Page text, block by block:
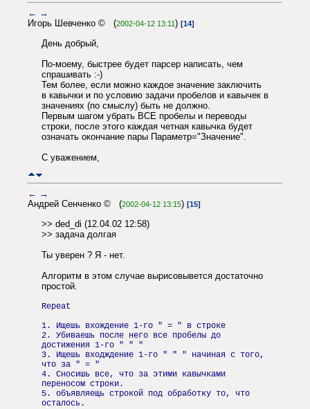
← →
Игорь Шевченко © (2002-04-12 13:11 ) [14]
День добрый,
По-моему, быстрее будет парсер написать, чем
спрашивать :-)
Тем более, если можно каждое значение заключить
в кавычки и по условию задачи пробелов и кавычек в
значениях (по смыслу) быть не должно.
Первым шагом убрать ВСЕ пробелы и переводы
строки, после этого каждая четная кавычка будет
означать окончание пары Параметр="Значение".
С уважением,
← →
Андрей Сенченко © (2002-04-12 13:15) [15]
>> ded_di (12.04.02 12:58)
>> задача долгая
Ты уверен ? Я - нет.
Алгоритм в этом случае вырисовывется достаточно
простой.
Repeat
1. Ищешь вхождение 1-го " = " в строке
2. Убиваешь после него все пробелы до
достижения 1-го " " "
3. Ищешь входждение 1-го " " " начиная с того,
что за " = "
4. Сносишь все, что за этими кавычками
переносом строки.
5. объявляещь строкой под обработку то, что
осталось.